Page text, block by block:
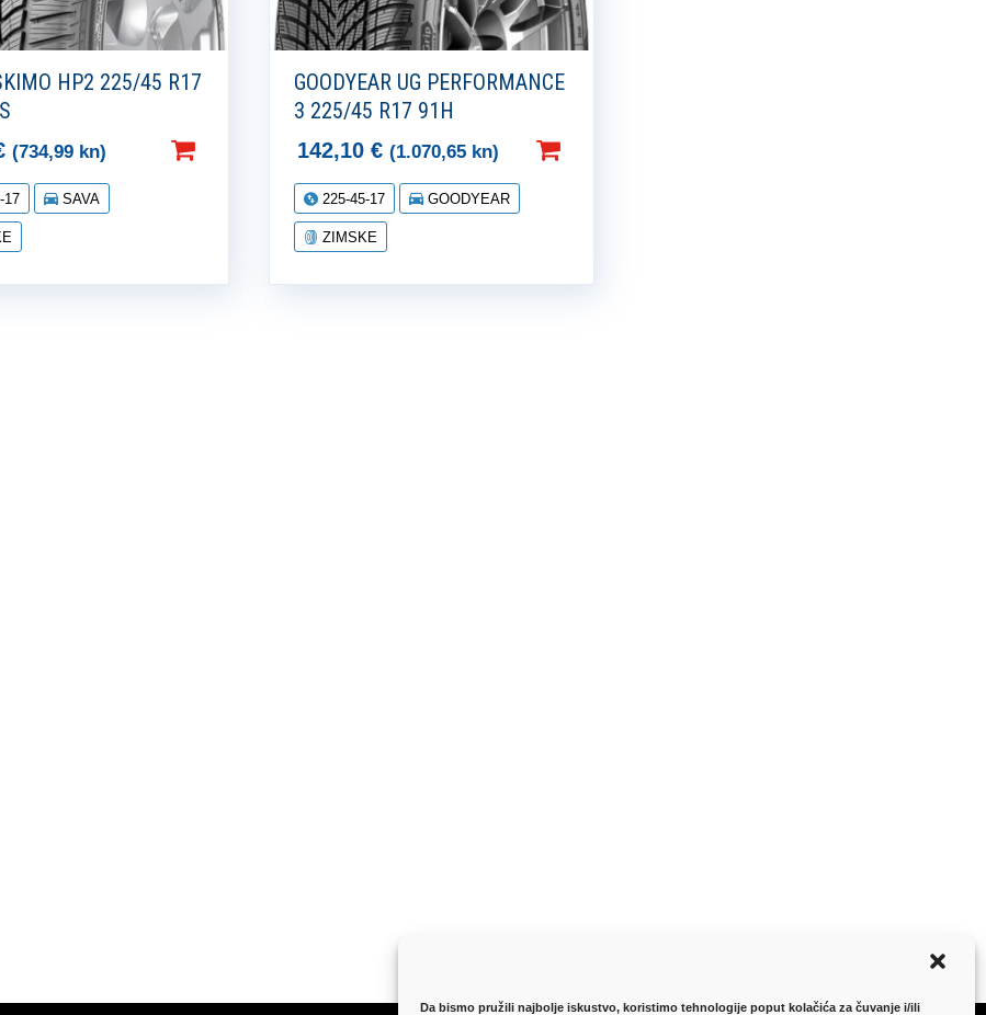
Da bismo pružili najbolje iskustvo, koristimo tehnologije poput kolačića za čuvanje i/ili
HP2 225/45 R17
(734,99 kn)
17 SAVA
GOODYEAR UG PERFORMANCE
3 225/45 R17 91H
142,10€ (1.070,65 kn)
225-45-17 GOODYEAR
ZIMSKE